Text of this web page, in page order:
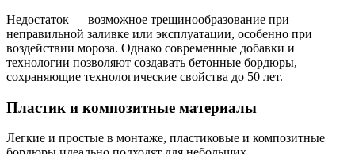
Недостаток — возможное трещинообразование при
неправильной заливке или эксплуатации, особенно при
воздействии мороза. Однако современные добавки и
технологии позволяют создавать бетонные бордюры,
сохраняющие технологические свойства до 50 лет.
Пластик и композитные материалы
Легкие и простые в монтаже, пластиковые и композитные